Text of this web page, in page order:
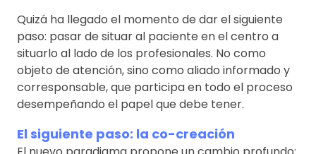
Quizá ha llegado el momento de dar el siguiente
paso: pasar de situar al paciente en el centro a
situarlo al lado de los profesionales. No como
objeto de atención, sino como aliado informado y
corresponsable, que participa en todo el proceso
desempeñando el papel que debe tener.
El siguiente paso: la co-creación